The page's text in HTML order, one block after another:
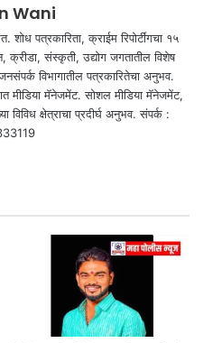
Wani
शोध पत्रकारिता, क्राईम रिपोर्टींगचा १५
क्रीडा, संस्कृती, उद्योग जगतातील विशेष
विभागातील पत्रकारितेचा अनुभव.
मीडिया मॅनेजमेंट. सोशल मीडिया मॅनेजमेंट,
विविध क्षेत्राचा प्रदीर्घ अनुभव. संपर्क :